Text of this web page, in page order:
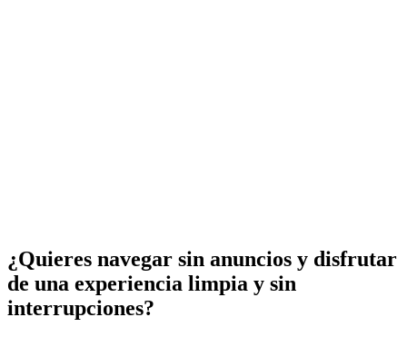
¿Quieres navegar sin anuncios y disfrutar
de una experiencia limpia y sin
interrupciones?